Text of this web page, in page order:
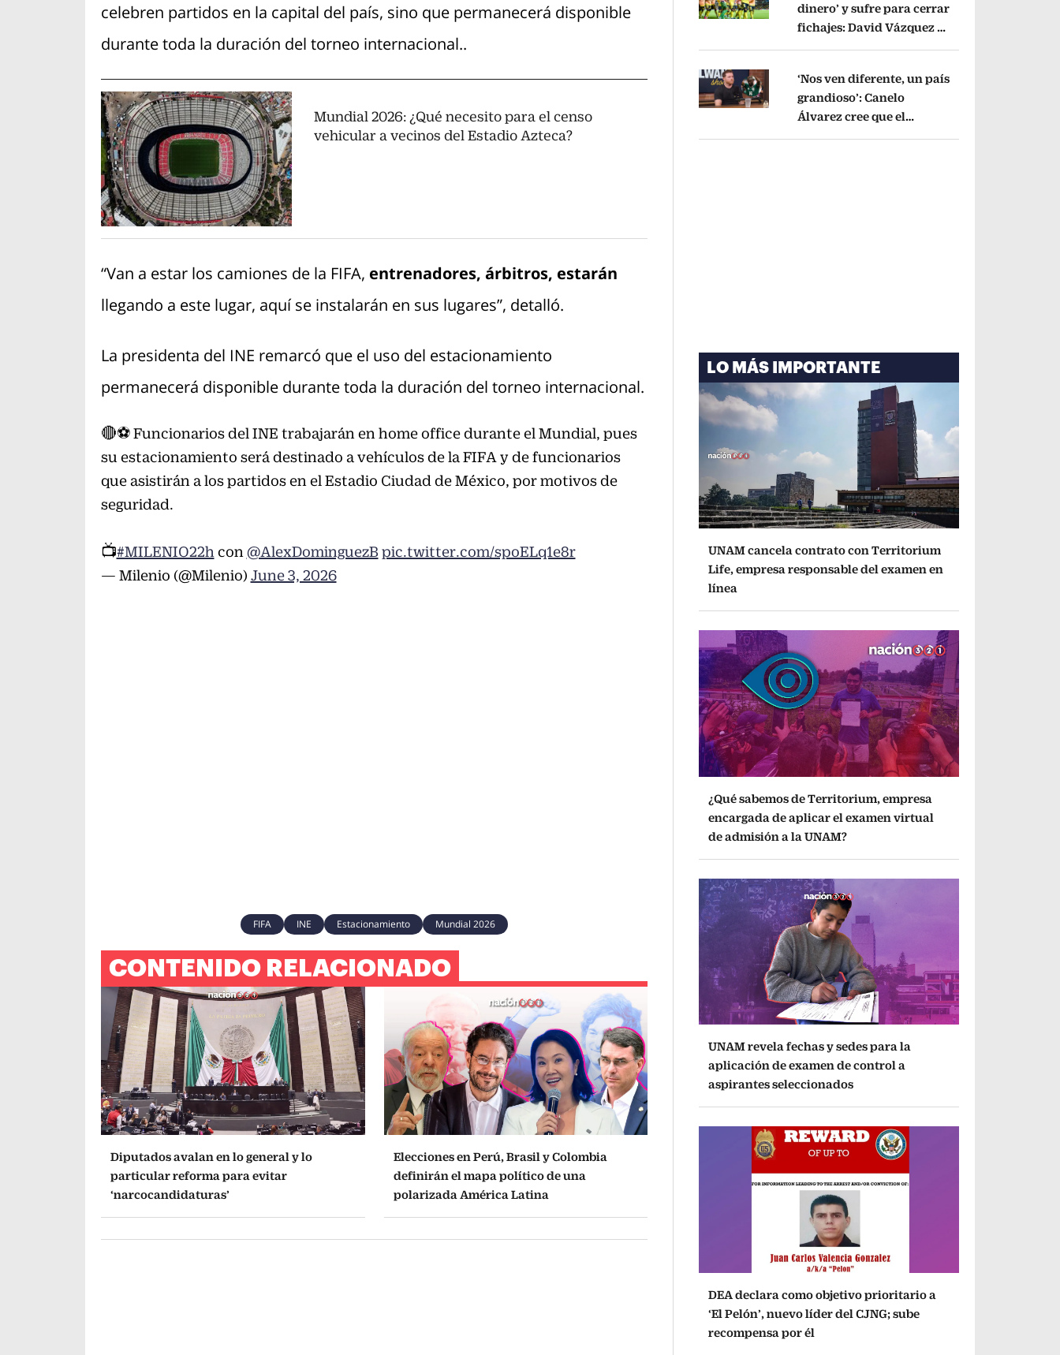
celebren partidos en la capital del país, sino que permanecerá disponible
durante toda la duración del torneo internacional..
Mundial 2026: ¿Qué necesito para el censo
vehicular a vecinos del Estadio Azteca?
“Van a estar los camiones de la FIFA, entrenadores, árbitros, estarán
llegando a este lugar, aquí se instalarán en sus lugares”, detalló.
La presidenta del INE remarcó que el uso del estacionamiento
permanecerá disponible durante toda la duración del torneo internacional.
🔴⚽ Funcionarios del INE trabajarán en home office durante el Mundial, pues
su estacionamiento será destinado a vehículos de la FIFA y de funcionarios
que asistirán a los partidos en el Estadio Ciudad de México, por motivos de
seguridad.
📺#MILENIO22h con @AlexDominguezB pic.twitter.com/spoELq1e8r
— Milenio (@Milenio) June 3, 2026
FIFA INE Estacionamiento Mundial 2026
CONTENIDO RELACIONADO
Diputados avalan en lo general y lo
particular reforma para evitar
‘narcocandidaturas’
Elecciones en Perú, Brasil y Colombia
definirán el mapa político de una
polarizada América Latina
Opens in new window
dinero’ y sufre para cerrar
fichajes: David Vázquez se
Opens in new window
‘Nos ven diferente, un país
grandioso’: Canelo
Álvarez cree que el
LO MÁS IMPORTANTE
UNAM cancela contrato con Territorium
Life, empresa responsable del examen en
línea
¿Qué sabemos de Territorium, empresa
encargada de aplicar el examen virtual
de admisión a la UNAM?
UNAM revela fechas y sedes para la
aplicación de examen de control a
aspirantes seleccionados
DEA declara como objetivo prioritario a
‘El Pelón’, nuevo líder del CJNG; sube
recompensa por él